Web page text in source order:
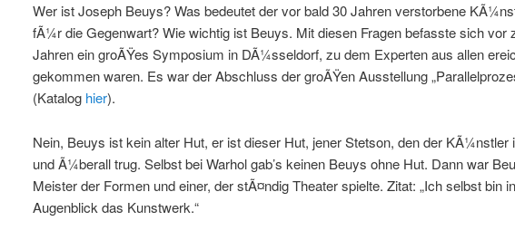
Wer ist Joseph Beuys? Was bedeutet der vor bald 30 Jahren verstorbene
fÃ¼r die Gegenwart? Wie wichtig ist Beuys. Mit diesen Fragen befasste sich vor
Jahren ein groÃŸes Symposium in DÃ¼sseldorf, zu dem Experten aus allen
gekommen waren. Es war der Abschluss der groÃŸen Ausstellung
(Katalog hier).
Nein, Beuys ist kein alter Hut, er ist dieser Hut, jener Stetson, den der KÃ¼nstler
und Ã¼berall trug. Selbst bei Warhol gab’s keinen Beuys ohne Hut. Dann war
Meister der Formen und einer, der stÃ¤ndig Theater spielte. Zitat: „Ich selbst bin
Augenblick das Kunstwerk.“